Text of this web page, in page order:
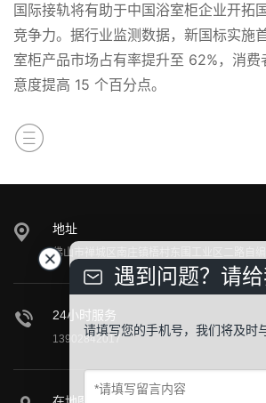
国际接轨将有助于中国浴室柜企业开拓
竞争力。据行业监测数据，新国标实施
室柜产品市场占有率提升至 62%，消
意度提高 15 个百分点。
地址
佛山市禅城区南庄镇梧村东围工业区二路自编
24小时服务
13902842017
遇到问题？请
请填写您的手机号，我们将及时